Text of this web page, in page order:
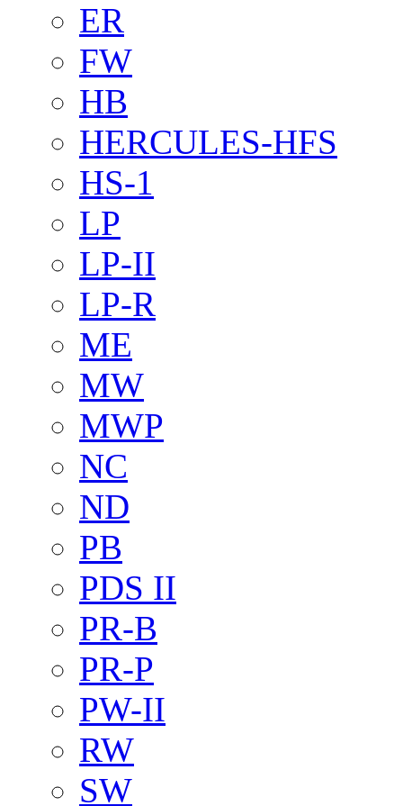
ER
FW
HB
HERCULES-HFS
HS-1
LP
LP-II
LP-R
ME
MW
MWP
NC
ND
PB
PDS II
PR-B
PR-P
PW-II
RW
SW